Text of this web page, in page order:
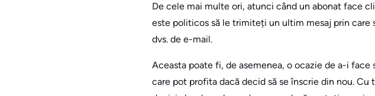
De cele mai multe ori, atunci când un abonat face
este politicos să le trimiteți un ultim mesaj prin
dvs. de e-mail.
Aceasta poate fi, de asemenea, o ocazie de a-i
care pot profita dacă decid să se înscrie din nou.